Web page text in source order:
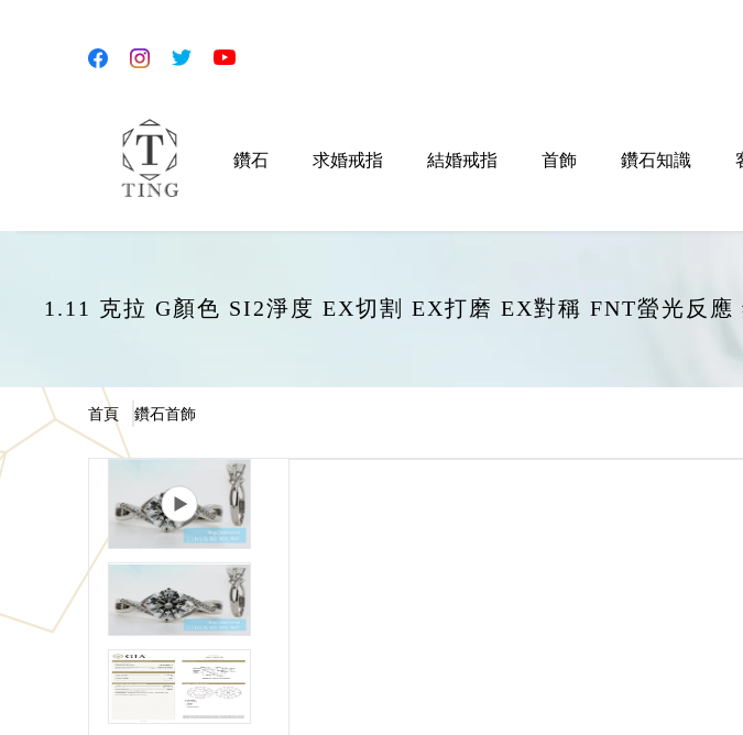
鑽石 求婚戒指 結婚戒指 首飾 鑽石知識
1.11 克拉 G顏色 SI2淨度 EX切割 EX打磨 EX對稱 FNT螢光反
首頁 鑽石首飾